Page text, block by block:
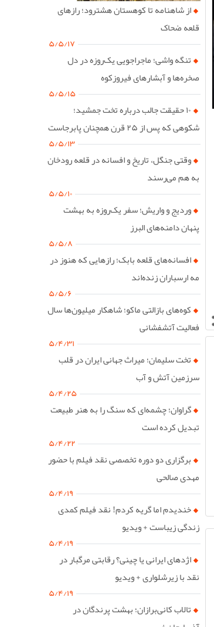
از شاهنامه تا کوهستان هشترود؛ رازهای
قلعه ضحاک
۵/۵/۱۷
تنگه واشی؛ ماجراجویی یک‌روزه در دل
صخره‌ها و آبشارهای فیروزکوه
۵/۵/۱۵
۱۰ حقیقت جالب درباره تخت جمشید؛
شکوهی که پس از ۲۵ قرن همچنان پابرجاست
۵/۵/۱۳
وقتی جنگل، تاریخ و افسانه در قلعه رودخان
به هم می‌رسند
۵/۵/۱۰
وردیج و واریش؛ سفر یک‌روزه به بهشت
پنهان دامنه‌های البرز
۵/۵/۸
افسانه‌های قلعه بابک؛ رازهایی که هنوز در
مه ارسباران زنده‌اند
۵/۵/۶
کوه‌های بازالتی ماکو؛ شاهکار میلیون‌ها سال
فعالیت آتشفشانی
۵/۴/۳۱
تخت سلیمان؛ میراث جهانی ایران در قلب
سرزمین آتش و آب
۵/۴/۲۵
گراوان؛ چشمه‌ای که سنگ را به هنر طبیعت
تبدیل کرده است
۵/۴/۲۲
برگزاری دو دوره تخصصی نقد فیلم با حضور
مهدی صالحی
۵/۴/۱۹
خندیدم اما گریه کردم! نقد فیلم کمدی
زندگی زیباست + ویدیو
۵/۴/۱۹
اژدهای ایرانی یا چینی؟ رقابتی مرگبار در
نقد با زیرشلواری + ویدیو
۵/۴/۱۹
تالاب کانی‌برازان؛ بهشت پرندگان در